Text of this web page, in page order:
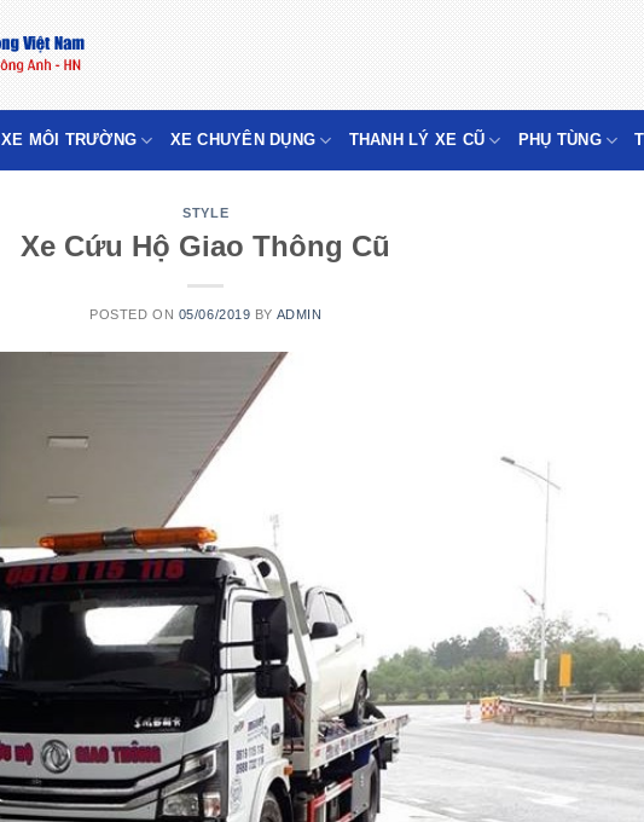
XE MÔI TRƯỜNG XE CHUYÊN DỤNG THANH LÝ XE CŨ PHỤ TÙNG
STYLE
Xe Cứu Hộ Giao Thông Cũ
POSTED ON 05/06/2019 BY ADMIN